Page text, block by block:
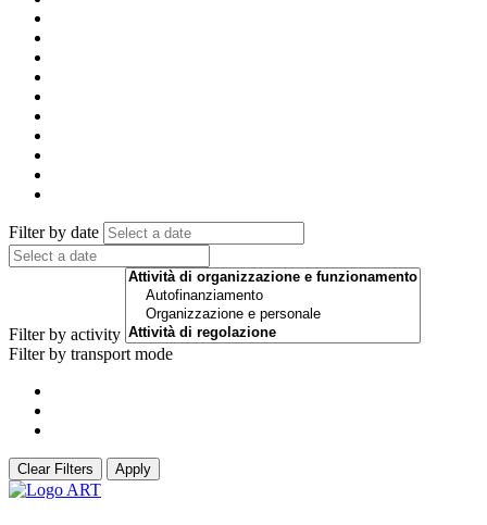
Filter by date
Filter by activity
Filter by transport mode
Clear Filters Apply